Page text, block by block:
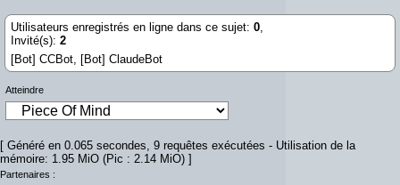
Utilisateurs enregistrés en ligne dans ce sujet: 0
Invité(s): 2
[Bot] CCBot, [Bot] ClaudeBot
Atteindre
[ Généré en 0.065 secondes, 9 requêtes exécutées - Utilisation de la
mémoire: 1.95 MiO (Pic : 2.14 MiO) ]
Partenaires :